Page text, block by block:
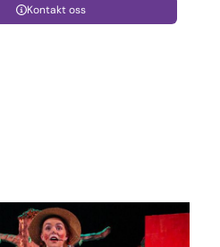
Kontakt oss